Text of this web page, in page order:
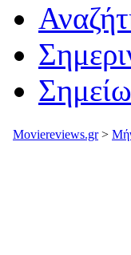
Moviereviews.gr>